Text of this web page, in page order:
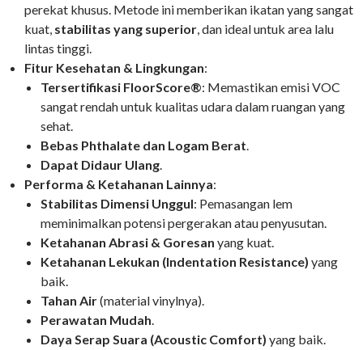
perekat khusus. Metode ini memberikan ikatan yang sangat
kuat, stabilitas yang superior, dan ideal untuk area lalu
lintas tinggi.
Fitur Kesehatan & Lingkungan:
Tersertifikasi FloorScore®: Memastikan emisi VOC
sangat rendah untuk kualitas udara dalam ruangan yang
sehat.
Bebas Phthalate dan Logam Berat.
Dapat Didaur Ulang.
Performa & Ketahanan Lainnya:
Stabilitas Dimensi Unggul: Pemasangan lem
meminimalkan potensi pergerakan atau penyusutan.
Ketahanan Abrasi & Goresan yang kuat.
Ketahanan Lekukan (Indentation Resistance) yang
baik.
Tahan Air(material vinylnya).
Perawatan Mudah.
Daya Serap Suara (Acoustic Comfort) yang baik.